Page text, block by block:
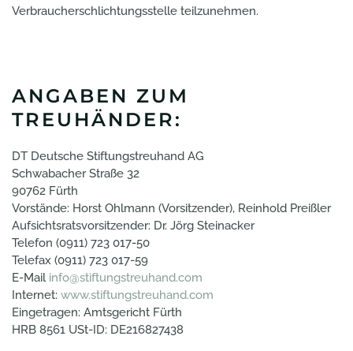
Verbraucherschlichtungsstelle teilzunehmen.
ANGABEN ZUM
TREUHÄNDER:
DT Deutsche Stiftungstreuhand AG
Schwabacher Straße 32
90762 Fürth
Vorstände: Horst Ohlmann (Vorsitzender), Reinhold Preißler
Aufsichtsratsvorsitzender: Dr. Jörg Steinacker
Telefon (0911) 723 017-50
Telefax (0911) 723 017-59
E-Mail info@stiftungstreuhand.com
Internet: www.stiftungstreuhand.com
Eingetragen: Amtsgericht Fürth
HRB 8561 USt-ID: DE216827438